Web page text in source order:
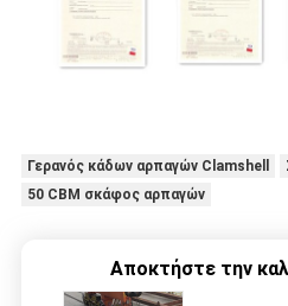
Γερανός κάδων αρπαγών Clamshell
50 CBM σκάφος αρπαγών
Αποκτήστε την